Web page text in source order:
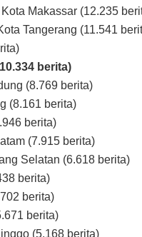
Makassar (12.235
Tangerang (11.541
berita)
(8.769 berita)
(8.161 berita)
berita)
(7.915 berita)
Selatan (6.618 berita)
berita)
berita)
berita)
(5.168 berita)